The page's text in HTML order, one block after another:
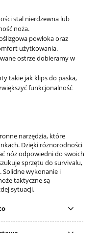
stal nierdzewna lub
noża.
powłoka oraz
użytkowania.
ostrze dobieramy w
takie jak klips do paska,
funkcjonalność
narzędzia, które
Dzięki różnorodności
nóż odpowiedni do swoich
sprzętu do survivalu,
wykonanie i
taktyczne są
sytuacji.